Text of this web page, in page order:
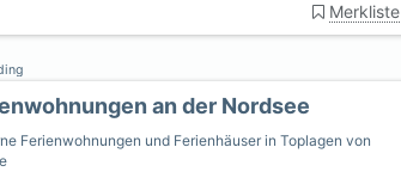
Merkliste
an der Nordsee
Ferienwohnungen und Ferienhäuser in Toplagen von